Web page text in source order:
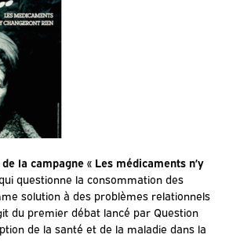
la campagne « Les médicaments n’y
questionne la consommation des
solution à des problèmes relationnels
du premier débat lancé par Question
de la santé et de la maladie dans la